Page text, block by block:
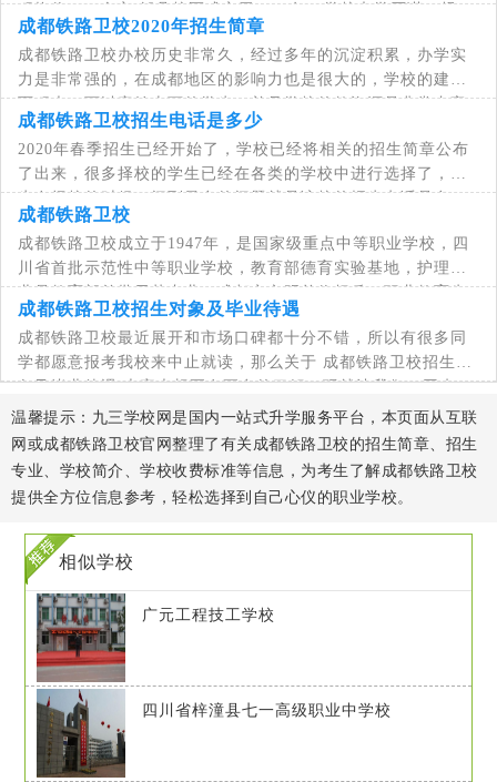
积换位 500余亩,郫县校区成立于1996年，学校办学严谨、规
范，占
成都铁路卫校2020年招生简章
成都铁路卫校办校历史非常久，经过多年的沉淀积累，办学实
力是非常强的，在成都地区的影响力也是很大的，学校的建设
面积大，可以容纳上万的学生，并且学校的教资源是非常丰富
成都铁路卫校招生电话是多少
2020年春季招生已经开始了，学校已经将相关的招生简章公布
了出来，很多择校的学生已经在各类的学校中进行选择了，学
生在择校的时候，问到最多的问题就是该校的招生电话是多
少，
成都铁路卫校
成都铁路卫校成立于1947年，是国家级重点中等职业学校，四
川省首批示范性中等职业学校，教育部德育实验基地，护理专
业是教育部首批示范专业，成都市文明单位标兵，职业教育先
进
成都铁路卫校招生对象及毕业待遇
成都铁路卫校最近展开和市场口碑都十分不错，所以有很多同
学都愿意报考我校来中止就读，那么关于 成都铁路卫校招生对
象及毕业待遇 大家也想要有更多的了解，现就让我们一同来
温馨提示：九三学校网是国内一站式升学服务平台，本页面从互联
网或成都铁路卫校官网整理了有关成都铁路卫校的招生简章、招生
专业、学校简介、学校收费标准等信息，为考生了解成都铁路卫校
提供全方位信息参考，轻松选择到自己心仪的职业学校。
相似学校
广元工程技工学校
四川省梓潼县七一高级职业中学校